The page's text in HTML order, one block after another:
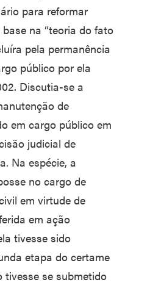
para reformar
na “teoria do fato
pela permanência
público por ela
Discutia-se a
de
em cargo público em
judicial de
Na espécie, a
no cargo de
em virtude de
em ação
tivesse sido
etapa do certame
tivesse se submetido